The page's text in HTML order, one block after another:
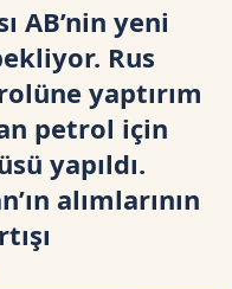
AB’nin yeni
Rus
yaptırım
petrol için
yapıldı.
alımlarının